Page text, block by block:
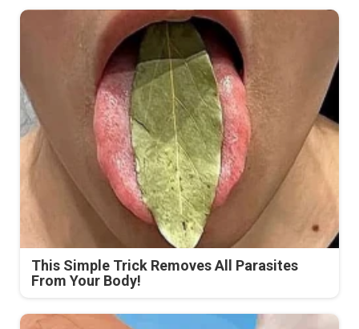
This Simple Trick Removes All Parasites
From Your Body!